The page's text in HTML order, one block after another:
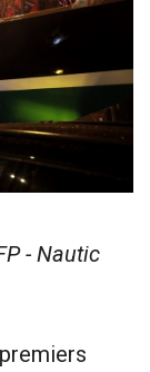
- Nautic